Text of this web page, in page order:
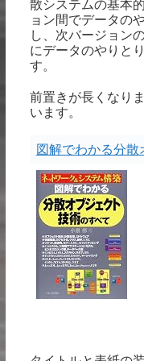
散システムの基本
ョン間でデータの
し、次バージョン
にデータのやりと
す。
前置きが長くなり
います。
図解でわかる分